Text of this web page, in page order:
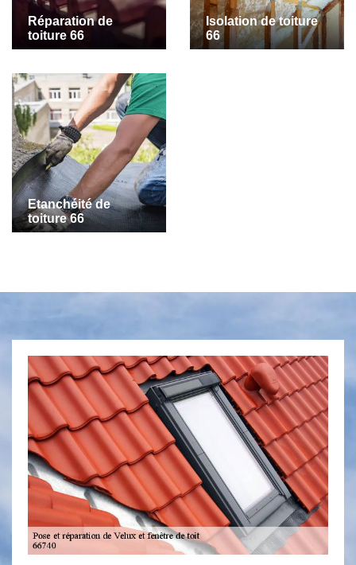
Réparation de
toiture 66
Isolation de toiture
66
Etanchéité de
toiture 66